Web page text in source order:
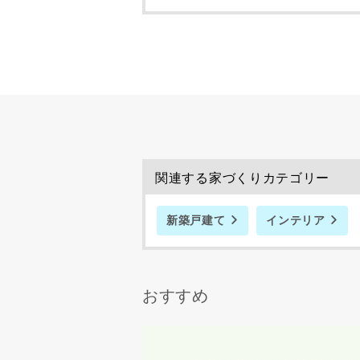
関連する家づくりカテゴリー
新築戸建て インテリア
おすすめ
同居する家